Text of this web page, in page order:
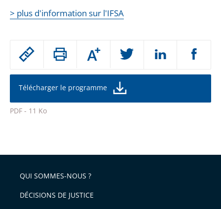
Passer
partage
de
l'article
pour
Augmenter
ou
la
de
police
Télécharger le programme
PDF - 11 Ko
l'article
pour
> plus d'information sur l'IFSA
QUI SOMMES-NOUS ?
DÉCISIONS DE JUSTICE